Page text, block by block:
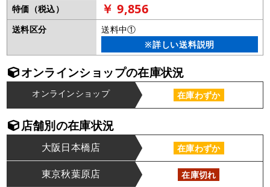
特価（税込）
￥ 9,856
送料区分
送料中①
※詳しい送料説明
オンラインショップの在庫状況
オンラインショップ 在庫わずか
店舗別の在庫状況
大阪日本橋店 在庫わずか
東京秋葉原店 在庫切れ